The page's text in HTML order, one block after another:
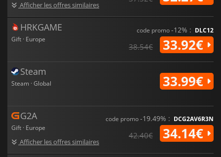
Afficher les offres similaires
HRKGAME
Gift · Europe
code promo-12% : DLC12
38.54€ 33.92€
Steam
Steam · Global 33.99€
G2A
Gift · Europe
Afficher les offres similaires
code promo-19.49% : DCG2AV6R3N
42.40€ 34.14€